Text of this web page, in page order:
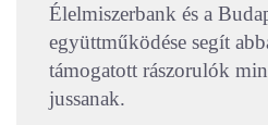
Élelmiszerbank és a
együttműködése segít
támogatott rászorulók
jussanak.